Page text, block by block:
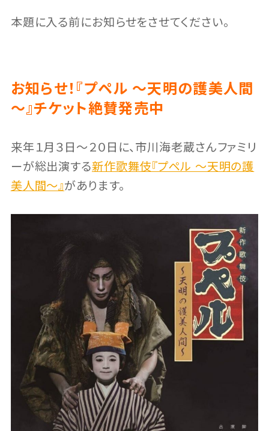
本題に入る前にお知らせをさせてください。
お知らせ！『プペル ～天明の護美人間
～』チケット絶賛発売中
来年１月３日〜２０日に、市川海老蔵さんファミリ
ーが総出演する新作歌舞伎『プペル ～天明の護
美人間～』があります。